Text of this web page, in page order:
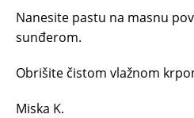
Nanesite pastu na masnu
sunđerom.
Obrišite čistom vlažnom
Miska K.